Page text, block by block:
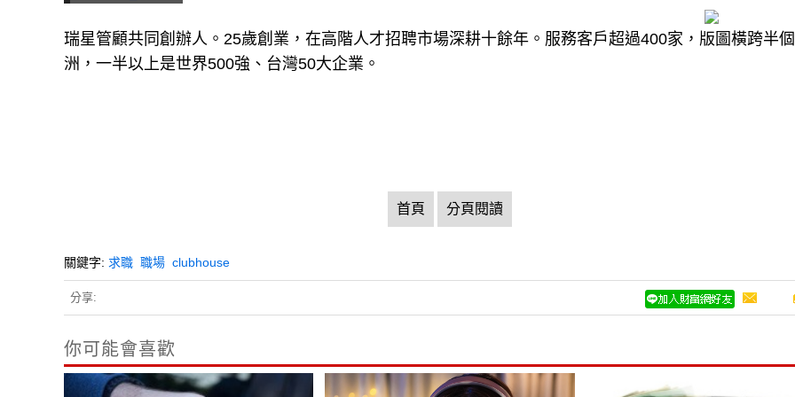
瑞星管顧共同創辦人。25歲創業，在高階人才招聘市場深耕十餘年。服務客戶超過400家，版圖橫跨半
洲，一半以上是世界500強、台灣50大企業。
首頁 分頁閱讀
關鍵字: 求職 職場 clubhouse
分享:
你可能會喜歡